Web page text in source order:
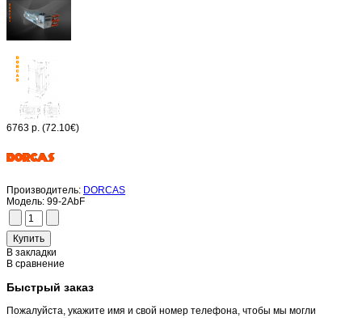
6763 р. (72.10€)
Производитель: DORCAS
Модель: 99-2AbF
В закладки
В сравнение
Быстрый заказ
Пожалуйста, укажите имя и свой номер телефона, чтобы мы могли